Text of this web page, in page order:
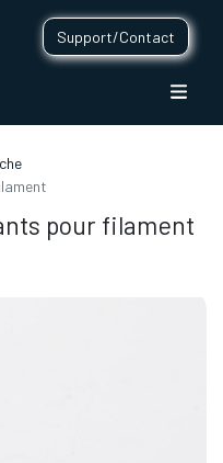
Support/Contact
pour filament